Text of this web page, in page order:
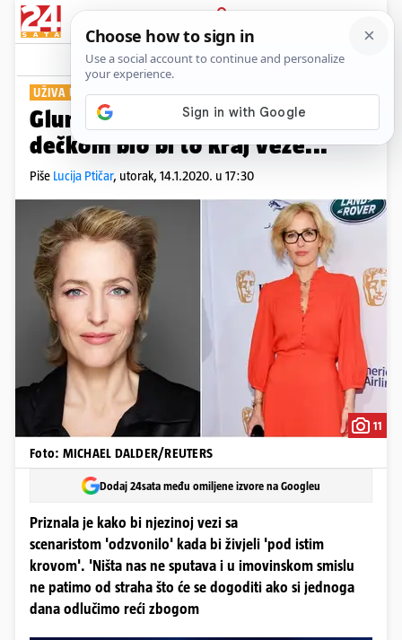
PRIJAVA
Show Komentari
UŽIVA U SVOJOJ KUĆI
Glumica iz 'Dosjea X': Da živim s
dečkom bio bi to kraj veze...
Piše Lucija Ptičar, utorak, 14.1.2020. u 17:30
11
Foto: MICHAEL DALDER/REUTERS
Dodaj 24sata među omiljene izvore na Googleu
Priznala je kako bi njezinoj vezi sa
scenaristom 'odzvonilo' kada bi živjeli 'pod istim
krovom'. 'Ništa nas ne sputava i u imovinskom smislu
ne patimo od straha što će se dogoditi ako si jednoga
dana odlučimo reći zbogom